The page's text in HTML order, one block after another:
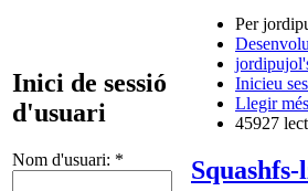
Inici de sessió
d'usuari
Nom d'usuari: *
Per
Inicieu
Llegir més
45927